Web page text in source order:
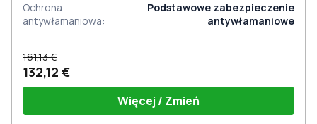
Ochrona
antywłamaniowa:
Podstawowe zabezpieczenie
antywłamaniowe
161,13 €
132,12 €
Więcej / Zmień